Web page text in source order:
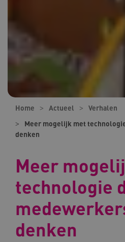
Home Actueel
Verhalen
Meer mogelijk met
denken
Meer
technologie
denken